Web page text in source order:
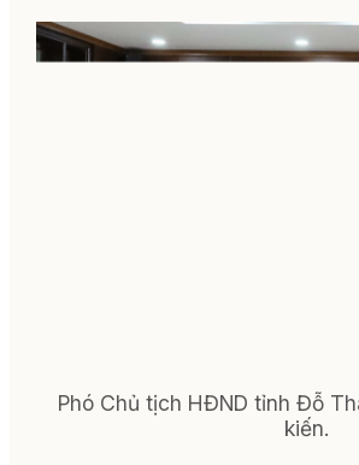
Phó Chủ tịch HĐND tỉnh Đỗ
kiến.